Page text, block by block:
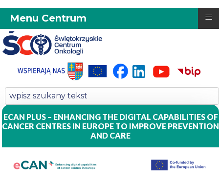
Menu Centrum ≡
ECAN PLUS – ENHANCING THE DIGITAL CAPABILITIES OF
CANCER CENTRES IN EUROPE TO IMPROVE PREVENTION
AND CARE